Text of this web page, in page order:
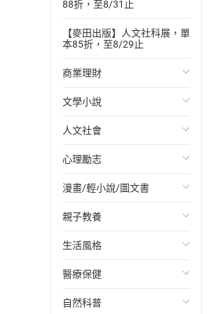
88折，至8/31止
【麥田出版】人文社科展，單
本85折，至8/29止
商業理財
投資理財
經濟/趨勢
財務/金融
管理/領導
職場工作術
成功法
行銷/廣告
傳記
文學小說
歐美文學
日本文學
韓國文學
華文文學
經典文學
成長/家庭生活小說
懸疑/推理小說
人文社會
國際關係
政治
社會科學
台灣/中國歷史
日/韓歷史
其他歷史/史學
心理勵志
心靈成長/情緒
人際關係
兩性關係
心理學
漫畫/輕小說/圖文書
輕小說
奇幻/科幻
愛情故事
職場/社會寫實
親子教養
教育現場
兒童文學/故事
兒童科普/學習
生活風格
飲食/食譜
健身/美顏
醫療保健
健康/養生
自然科普